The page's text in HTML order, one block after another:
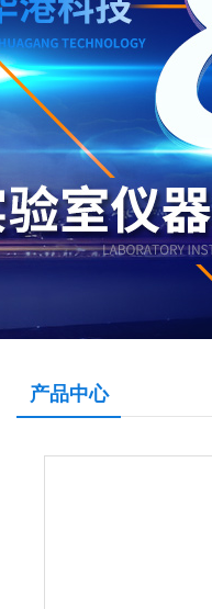
产品中心